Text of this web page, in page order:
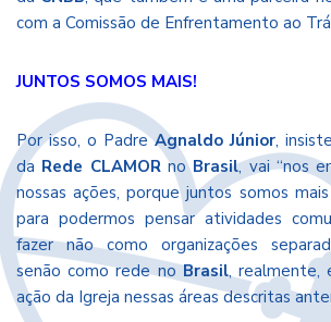
com a Comissão de Enfrentamento ao
JUNTOS SOMOS MAIS!
Por isso, o PadreAgnaldo Júnior,
da Rede CLAMORnoBrasil, vai “nos
nossas ações, porque juntos somos
para podermos pensar atividades
fazer não como organizações
senão como rede noBrasil, realmente,
ação da Igreja nessas áreas descritas